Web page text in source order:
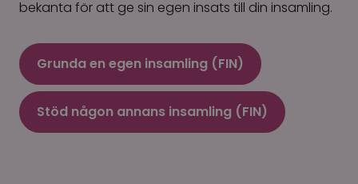
bekanta för att ge sin egen insats till din insamling.
Grunda en egen insamling (FIN)
Stöd någon annans insamling (FIN)